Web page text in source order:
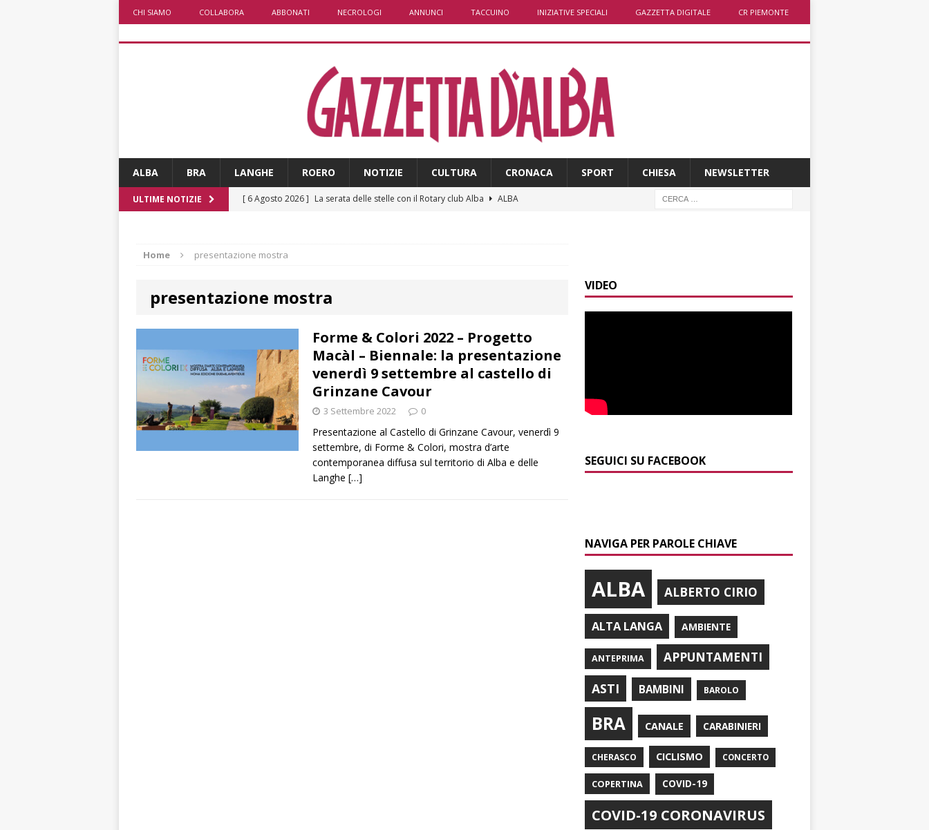
CHI SIAMO COLLABORA ABBONATI NECROLOGI ANNUNCI TACCUINO INIZIATIVE SPECIALI GAZZETTA DIGITALE CR PIEMONTE
ALBA BRA LANGHE ROERO NOTIZIE CULTURA CRONACA SPORT CHIESA NEWSLETTER
ULTIME NOTIZIE [ 6 Agosto 2026 ] La serata delle stelle con il Rotary club Alba
ALBA
casa”
BRA
Piemonte, Francia e Liguria
ALTRE NOTIZIE
[ 5 Agosto 2026 ]
Piemonte Film TV Fund: 13 progetti finanziati con 4 milioni
CULTURA
[ 5 Agosto 2026 ]
Ortofrutta, anche il Piemonte in crisi tra caldo e grandine
ALTRE NOTIZIE
Aib Piemonte in Calabria: prosegue la missione contro gli
ALTRE NOTIZIE
Home presentazione mostra
presentazione mostra
Forme & Colori 2022 – Progetto
Macàl – Biennale: la presentazione
venerdì 9 settembre al castello di
Grinzane Cavour
3 Settembre 2022 0
Presentazione al Castello di Grinzane Cavour, venerdì 9
settembre, di Forme & Colori, mostra d’arte
contemporanea diffusa sul territorio di Alba e delle
Langhe […]
VIDEO
SEGUICI SU FACEBOOK
NAVIGA PER PAROLE CHIAVE
ALBA ALBERTO CIRIO
ALTA LANGA AMBIENTE
ANTEPRIMA
APPUNTAMENTI
ASTI
BAMBINI BAROLO
BRA CANALE CARABINIERI
CHERASCO CICLISMO CONCERTO
COPERTINA COVID-19
COVID-19 CORONAVIRUS